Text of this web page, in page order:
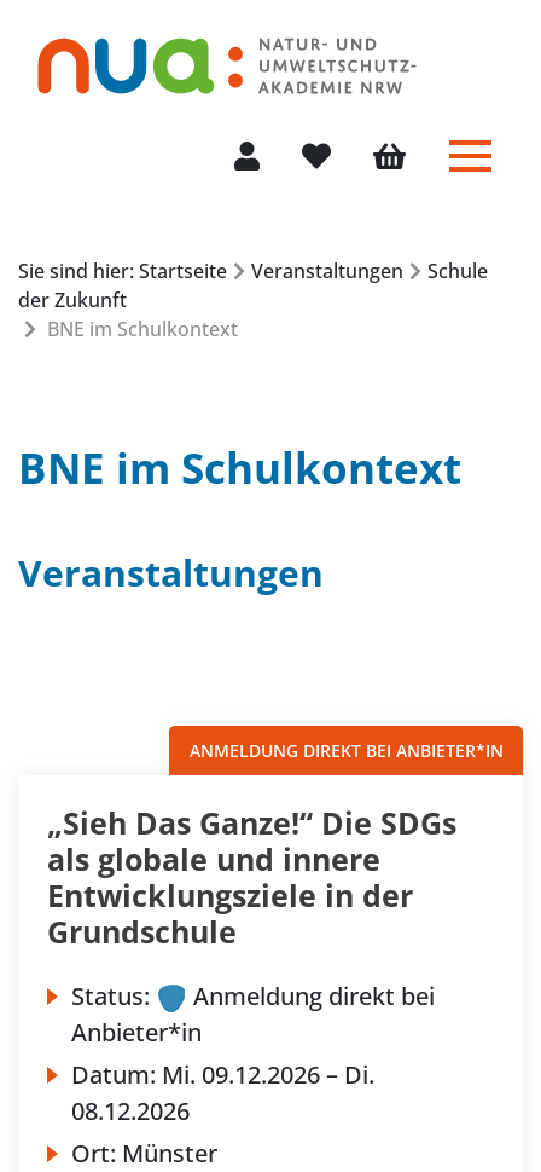
Menü
Sie sind hier: Startseite Veranstaltungen
Schule
der Zukunft
BNE im Schulkontext
BNE im Schulkontext
Veranstaltungen
ANMELDUNG DIREKT BEI ANBIETER*IN
„Sieh Das Ganze!“ Die SDGs
als globale und innere
Entwicklungsziele in der
Grundschule
Status:
Anmeldung direkt bei
Anbieter*in
Datum: Mi. 09.12.2026 – Di.
08.12.2026
Ort: Münster